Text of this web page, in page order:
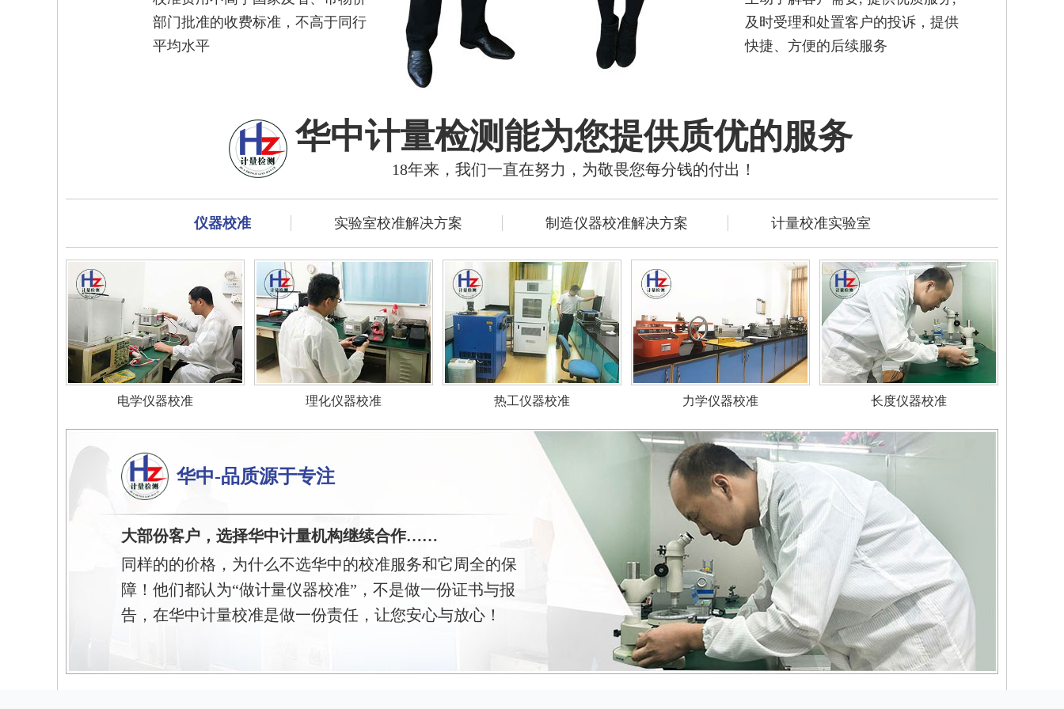
部门批准的收费标准，不高于同行
平均水平
及时受理和处置客户的投诉，提供
快捷、方便的后续服务
华中计量检测能为您提供质优的服务
18年来，我们一直在努力，为敬畏您每分钱的付出！
仪器校准 实验室校准解决方案 制造仪器校准解决方案 计量校准实验室
电学仪器校准 理化仪器校准 热工仪器校准 力学仪器校准 长度仪器校准
华中-品质源于专注
大部份客户，选择华中计量机构继续合作……
同样的的价格，为什么不选华中的校准服务和它周全的保
障！他们都认为“做计量仪器校准”，不是做一份证书与报
告，在华中计量校准是做一份责任，让您安心与放心！